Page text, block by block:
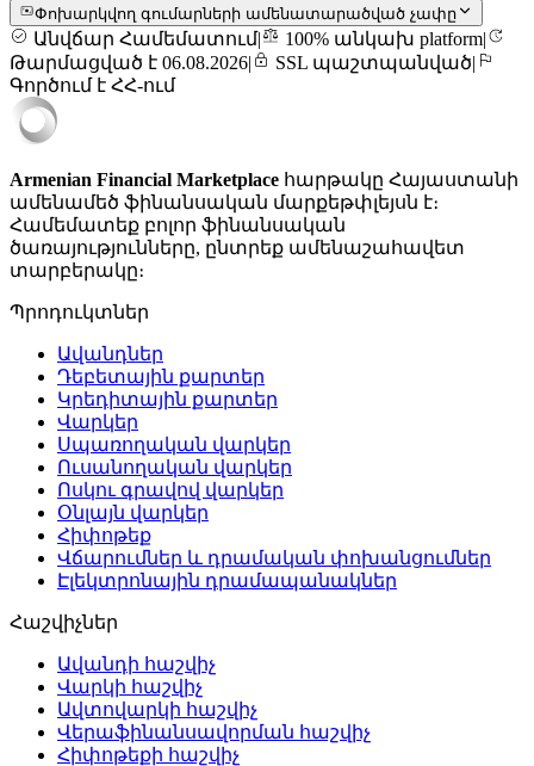
Փոխարկվող գումարների ամենատարածված չափը
Անվճար Համեմատում| 100% անկախ platform|
Թարմացված է 06.08.2026| SSL պաշտպանված|
Գործում է ՀՀ-ում
Armenian Financial Marketplace հարթակը Հայաստանի
ամենամեծ ֆինանսական մարքեթփլեյսն է։
Համեմատեք բոլոր ֆինանսական
ծառայությունները, ընտրեք ամենաշահավետ
տարբերակը։
Պրոդուկտներ
Ավանդներ
Դեբետային քարտեր
Կրեդիտային քարտեր
Վարկեր
Սպառողական վարկեր
Ուսանողական վարկեր
Ոսկու գրավով վարկեր
Օնլայն վարկեր
Հիփոթեք
Վճարումներ և դրամական փոխանցումներ
Էլեկտրոնային դրամապանակներ
Հաշվիչներ
Ավանդի հաշվիչ
Վարկի հաշվիչ
Ավտովարկի հաշվիչ
Վերաֆինանսավորման հաշվիչ
Հիփոթեքի հաշվիչ